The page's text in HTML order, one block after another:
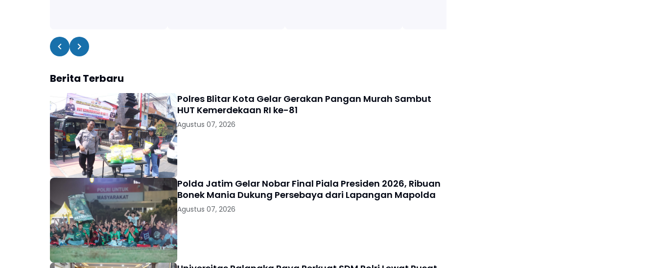
Berita Terbaru
Polres Blitar Kota Gelar Gerakan Pangan Murah Sambut
HUT Kemerdekaan RI ke-81
Agustus 07, 2026
Polda Jatim Gelar Nobar Final Piala Presiden 2026, Ribuan
Bonek Mania Dukung Persebaya dari Lapangan Mapolda
Agustus 07, 2026